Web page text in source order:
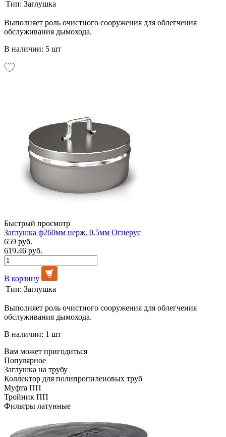
Тип: Заглушка
Выполняет роль очистного сооружения для облегчения
обслуживания дымохода.
В наличии: 5 шт
Быстрый просмотр
Заглушка ф260мм нерж. 0.5мм Огнерус
659 руб.
619.46 руб.
В корзину
Тип: Заглушка
Выполняет роль очистного сооружения для облегчения
обслуживания дымохода.
В наличии: 1 шт
Вам может пригодиться
Популярное
Заглушка на трубу
Коллектор для полипропиленовых труб
Муфта ПП
Тройник ПП
Фильтры латунные